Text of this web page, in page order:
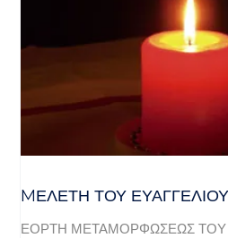
MΕΛΈΤΗ ΤΟΥ
ΕΟΡΤΗ ΜΕΤΑΜΟΡΦΩΣΕΩΣ